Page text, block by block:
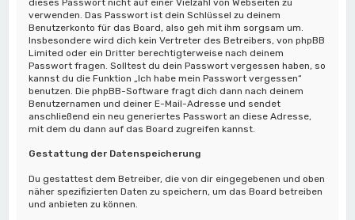
dieses Passwort nicht auf einer Vielzahl von Webseiten zu
verwenden. Das Passwort ist dein Schlüssel zu deinem
Benutzerkonto für das Board, also geh mit ihm sorgsam um.
Insbesondere wird dich kein Vertreter des Betreibers, von phpBB
Limited oder ein Dritter berechtigterweise nach deinem
Passwort fragen. Solltest du dein Passwort vergessen haben, so
kannst du die Funktion „Ich habe mein Passwort vergessen“
benutzen. Die phpBB-Software fragt dich dann nach deinem
Benutzernamen und deiner E-Mail-Adresse und sendet
anschließend ein neu generiertes Passwort an diese Adresse,
mit dem du dann auf das Board zugreifen kannst.
Gestattung der Datenspeicherung
Du gestattest dem Betreiber, die von dir eingegebenen und oben
näher spezifizierten Daten zu speichern, um das Board betreiben
und anbieten zu können.